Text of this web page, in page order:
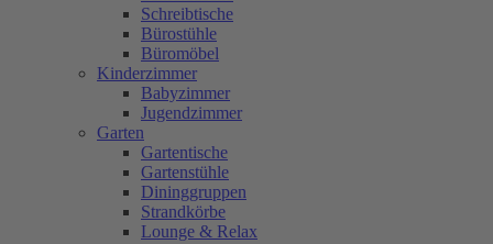
Schreibtische
Bürostühle
Büromöbel
Kinderzimmer
Babyzimmer
Jugendzimmer
Garten
Gartentische
Gartenstühle
Dininggruppen
Strandkörbe
Lounge & Relax